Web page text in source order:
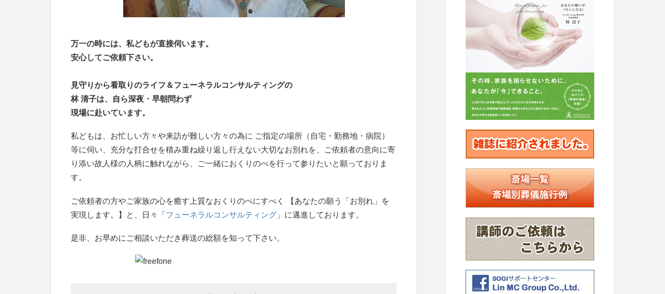
万一の時には、私どもが直接伺います。
安心してご依頼下さい。
見守りから看取りのライフ＆フューネラルコンサルティングの
林 清子は、自ら深夜・早朝問わず
現場に赴いています。
私どもは、お忙しい方々や来訪が難しい方々の為に ご指定の場所（自宅・勤務地・病院）
等に伺い、充分な打合せを積み重ね繰り返し行えない大切なお別れを、ご依頼者の意向に寄
り添い故人様の人柄に触れながら、ご一緒におくりのべを行って参りたいと願っておりま
す。
ご依頼者の方やご家族の心を癒す上質なおくりのべにすべく 【あなたの願う「お別れ」を
実現します。】と、日々「 フューネラルコンサルティング 」に邁進しております。
是非、お早めにご相談いただき葬送の総額を知って下さい。